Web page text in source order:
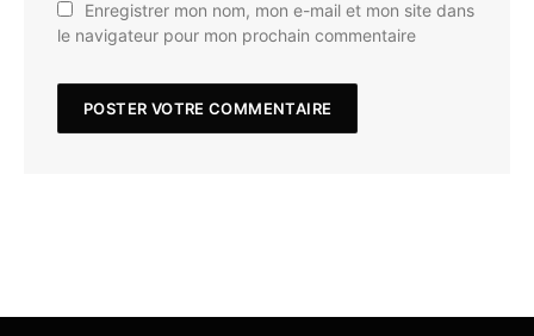
Enregistrer mon nom, mon e-mail et mon site dans
le navigateur pour mon prochain commentaire